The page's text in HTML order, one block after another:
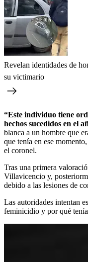
Revelan identidades de
su victimario
“Este individuo tiene
hechos sucedidos en el
blanca a un hombre que
que tenía en ese
el coronel.
Tras una primera
Villavicencio y,
debido a las lesiones de
Las autoridades intentan
feminicidio y por qué